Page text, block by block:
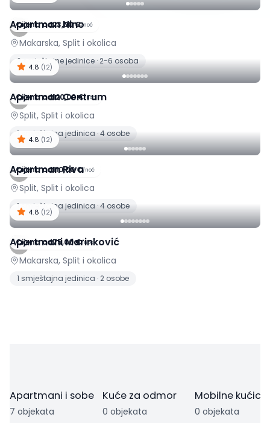
Cijena od23,00 €/noć
Apartman Nino
Makarska, Split i okolica
2 smještajne jedinice · 2-6 osoba
Cijena od120,00 €/noć
4.8 (12)
Apartman Centrum
Split, Split i okolica
1 smještajna jedinica · 4 osobe
Cijena od110,00 €/noć
4.8 (12)
Apartman Riva
Split, Split i okolica
1 smještajna jedinica · 4 osobe
Cijena od75,00 €/noć
4.8 (12)
Apartmani Marinković
Makarska, Split i okolica
1 smještajna jedinica · 2 osobe
Apartmani i sobe
7 objekata
Kuće za odmor
0 objekata
Mobilne kućice
0 objekata